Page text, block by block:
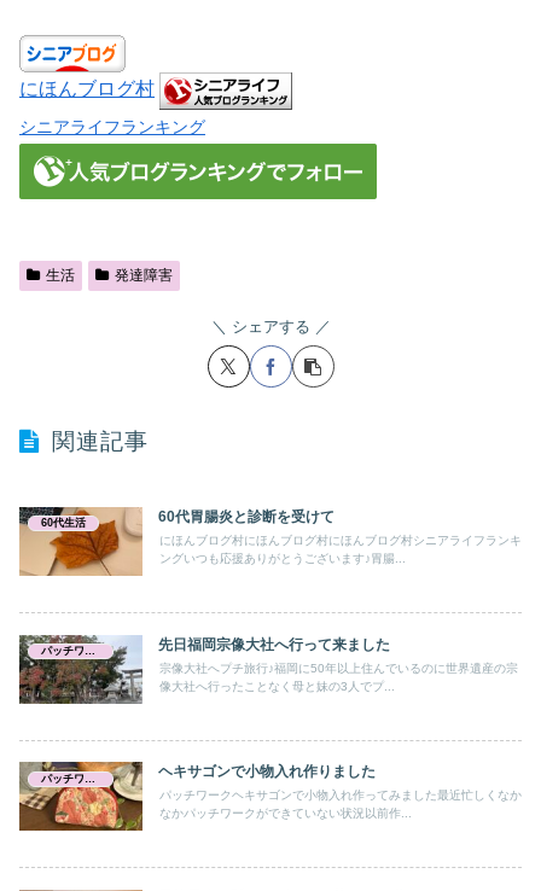
にほんブログ村
シニアライフランキング
生活 発達障害
シェアする
関連記事
60代生活 60代胃腸炎と診断を受けて
にほんブログ村にほんブログ村にほんブログ村シニアライフランキ
ングいつも応援ありがとうございます♪胃腸...
先日福岡宗像大社へ行って来ました
宗像大社へプチ旅行♪福岡に50年以上住んでいるのに世界遺産の宗
像大社へ行ったことなく母と妹の3人でプ...
ヘキサゴンで小物入れ作りました
パッチワークヘキサゴンで小物入れ作ってみました最近忙しくなか
なかパッチワークができていない状況以前作...